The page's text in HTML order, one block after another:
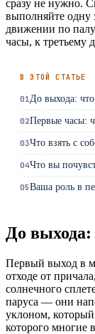
сразу не нужно.
выполняйте одну
движении по
часы, к третьему
В ЭТОЙ СТАТЬЕ
01До выхода: что
02Первые часы:
03Что взять с
04Что вы
05Ваша роль в
До выхода:
Первый выход в
отходе от
солнечного
паруса — они
уклоном, который
которого многие